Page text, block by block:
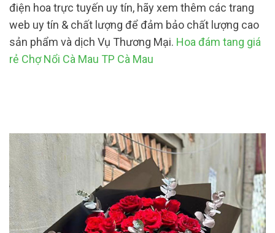
điện hoa trực tuyến uy tín, hãy xem thêm các trang
web uy tín & chất lượng để đảm bảo chất lượng cao
sản phẩm và dịch Vụ Thương Mại. Hoa đám tang giá
rẻ Chợ Nổi Cà Mau TP Cà Mau